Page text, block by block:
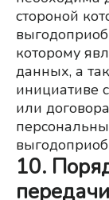
стороной
которому
данных, а
инициативе
или
10.